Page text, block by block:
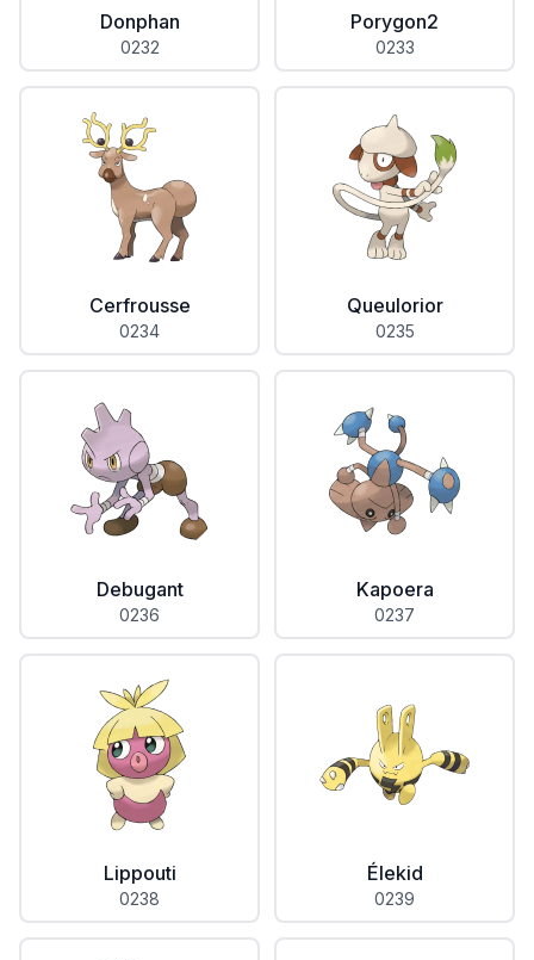
Donphan
0232
Porygon2
0233
Cerfrousse
0234
Queulorior
0235
Debugant
0236
Kapoera
0237
Lippouti
0238
Élekid
0239